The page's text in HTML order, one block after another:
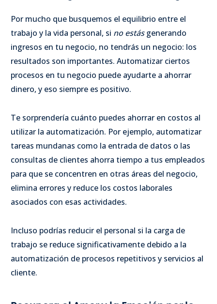
Por mucho que busquemos el equilibrio entre el
trabajo y la vida personal, si no estásgenerando
ingresos en tu negocio, no tendrás un negocio: los
resultados son importantes. Automatizar ciertos
procesos en tu negocio puede ayudarte a ahorrar
dinero, y eso siempre es positivo.
Te sorprendería cuánto puedes ahorrar en costos al
utilizar la automatización. Por ejemplo, automatizar
tareas mundanas como la entrada de datos o las
consultas de clientes ahorra tiempo a tus empleados
para que se concentren en otras áreas del negocio,
elimina errores y reduce los costos laborales
asociados con esas actividades.
Incluso podrías reducir el personal si la carga de
trabajo se reduce significativamente debido a la
automatización de procesos repetitivos y servicios al
cliente.